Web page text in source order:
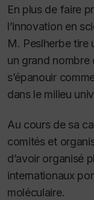
En plus de faire
l’innovation en
M. Peslherbe
un grand nombre
s’épanouir
dans le milieu
Au cours de sa
comités et
d’avoir organisé
internationaux
moléculaire.